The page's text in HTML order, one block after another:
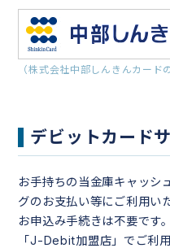
（株式会社中部しんきんカード
デビットカード
お手持ちの当金庫キャッシ
グのお支払い等にご利用い
お申込み手続きは不要です。
「J-Debit加盟店」でご利